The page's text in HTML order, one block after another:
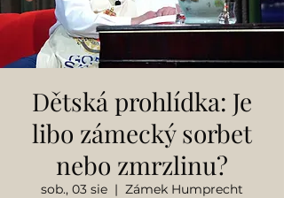
Dětská prohlídka: Je
libo zámecký sorbet
nebo zmrzlinu?
sob., 03 sie
  |
Zámek Humprecht